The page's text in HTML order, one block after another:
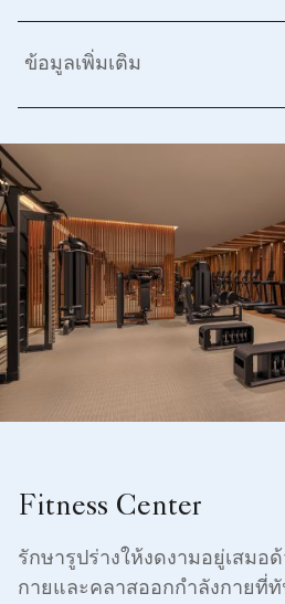
ข้อมูลเพิ่มเติม
Fitness Center
รักษารูปร่างให้งดงามอยู่เสมอ
กายและคลาสออกกำลังกายที่ทั